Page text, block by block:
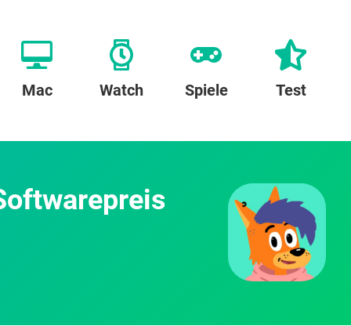
Mac Watch Spiele Test